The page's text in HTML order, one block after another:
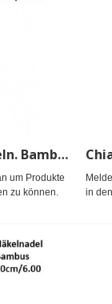
ChiaoGoo Häkeln. Bambus Seillänge 60cm/25.00
um Produkte
zu können.
in